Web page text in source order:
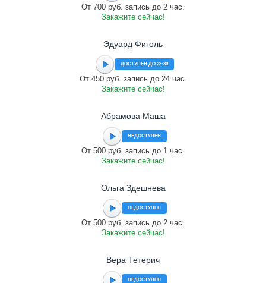
От 700 руб. запись до 2 час.
Закажите сейчас!
Эдуард Фиголь
ДОСТУПЕН ДО 23:30
От 450 руб. запись до 24 час.
Закажите сейчас!
Абрамова Маша
НЕДОСТУПЕН
От 500 руб. запись до 1 час.
Закажите сейчас!
Ольга Здешнева
НЕДОСТУПЕН
От 500 руб. запись до 2 час.
Закажите сейчас!
Вера Тетерич
НЕДОСТУПЕН